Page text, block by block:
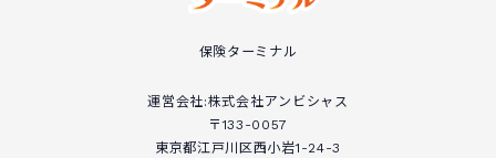
保険ターミナル
運営会社:株式会社アンビシャス
〒133-0057
東京都江戸川区西小岩1-24-3